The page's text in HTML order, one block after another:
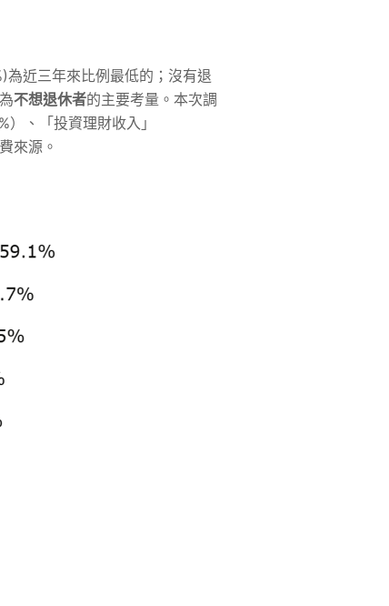
為近三年來比例最低的；沒有退
為不想退休者的主要考量。本次調
、「投資理財收入」
來源。